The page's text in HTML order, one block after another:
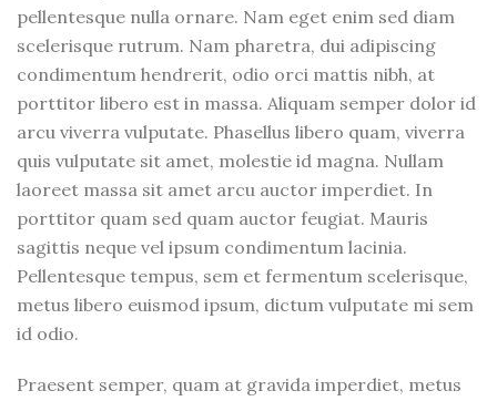
pellentesque nulla ornare. Nam eget enim sed diam
scelerisque rutrum. Nam pharetra, dui adipiscing
condimentum hendrerit, odio orci mattis nibh, at
porttitor libero est in massa. Aliquam semper dolor id
arcu viverra vulputate. Phasellus libero quam, viverra
quis vulputate sit amet, molestie id magna. Nullam
laoreet massa sit amet arcu auctor imperdiet. In
porttitor quam sed quam auctor feugiat. Mauris
sagittis neque vel ipsum condimentum lacinia.
Pellentesque tempus, sem et fermentum scelerisque,
metus libero euismod ipsum, dictum vulputate mi sem
id odio.
Praesent semper, quam at gravida imperdiet, metus